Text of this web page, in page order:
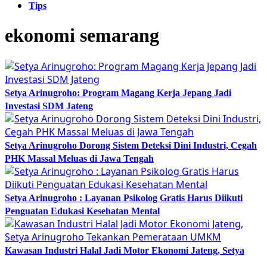
Tips
ekonomi semarang
Setya Arinugroho: Program Magang Kerja Jepang Jadi
Investasi SDM Jateng
Setya Arinugroho Dorong Sistem Deteksi Dini Industri, Cegah
PHK Massal Meluas di Jawa Tengah
Setya Arinugroho : Layanan Psikolog Gratis Harus Diikuti
Penguatan Edukasi Kesehatan Mental
Kawasan Industri Halal Jadi Motor Ekonomi Jateng, Setya